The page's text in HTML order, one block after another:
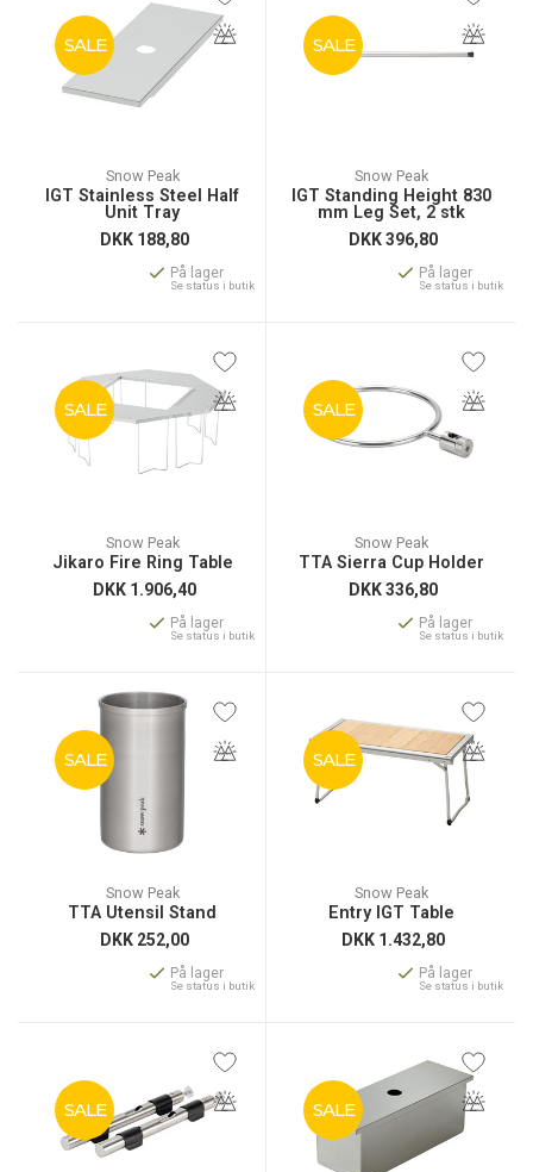
SALE
Snow Peak
IGT Stainless Steel Half
Unit Tray
DKK 188,80
På lager
Se status i butik
SALE
Snow Peak
IGT Standing Height 830
mm Leg Set, 2 stk
DKK396,80
På lager
Se status i butik
SALE
Snow Peak
Jikaro Fire Ring Table
DKK 1.906,40
På lager
Se status i butik
SALE
Snow Peak
TTA Sierra Cup Holder
DKK336,80
På lager
Se status i butik
SALE
Snow Peak
TTA Utensil Stand
DKK 252,00
På lager
Se status i butik
SALE
Snow Peak
Entry IGT Table
DKK 1.432,80
På lager
Se status i butik
SALE SALE